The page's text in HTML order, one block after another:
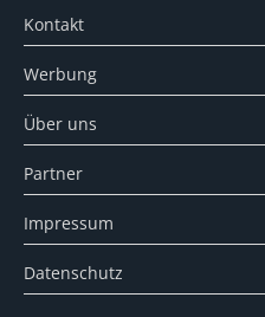
Kontakt
Werbung
Über uns
Partner
Impressum
Datenschutz